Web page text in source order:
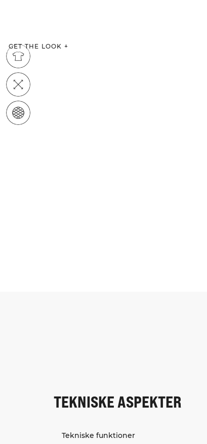
GET THE LOOK +
TEKNISKE ASPEKTER
Tekniske funktioner